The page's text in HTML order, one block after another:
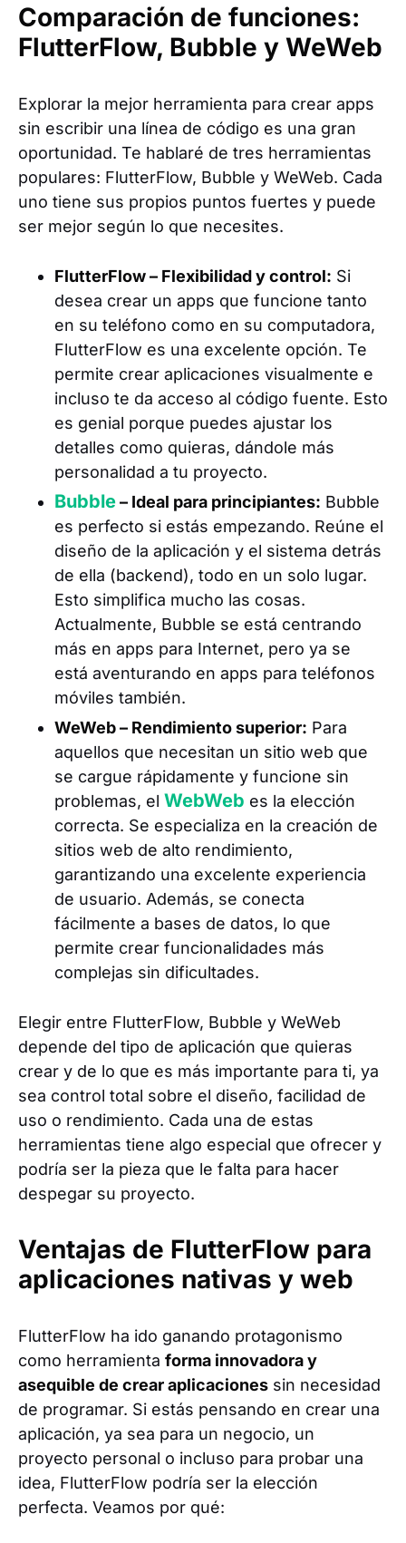
Comparación de funciones:
FlutterFlow, Bubble y WeWeb
Explorar la mejor herramienta para crear apps
sin escribir una línea de código es una gran
oportunidad. Te hablaré de tres herramientas
populares: FlutterFlow, Bubble y WeWeb. Cada
uno tiene sus propios puntos fuertes y puede
ser mejor según lo que necesites.
FlutterFlow – Flexibilidad y control: Si
desea crear un apps que funcione tanto
en su teléfono como en su computadora,
FlutterFlow es una excelente opción. Te
permite crear aplicaciones visualmente e
incluso te da acceso al código fuente. Esto
es genial porque puedes ajustar los
detalles como quieras, dándole más
personalidad a tu proyecto.
Bubble– Ideal para principiantes: Bubble
es perfecto si estás empezando. Reúne el
diseño de la aplicación y el sistema detrás
de ella (backend), todo en un solo lugar.
Esto simplifica mucho las cosas.
Actualmente, Bubble se está centrando
más en apps para Internet, pero ya se
está aventurando en apps para teléfonos
móviles también.
WeWeb – Rendimiento superior: Para
aquellos que necesitan un sitio web que
se cargue rápidamente y funcione sin
problemas, el WebWeb es la elección
correcta. Se especializa en la creación de
sitios web de alto rendimiento,
garantizando una excelente experiencia
de usuario. Además, se conecta
fácilmente a bases de datos, lo que
permite crear funcionalidades más
complejas sin dificultades.
Elegir entre FlutterFlow, Bubble y WeWeb
depende del tipo de aplicación que quieras
crear y de lo que es más importante para ti, ya
sea control total sobre el diseño, facilidad de
uso o rendimiento. Cada una de estas
herramientas tiene algo especial que ofrecer y
podría ser la pieza que le falta para hacer
despegar su proyecto.
Ventajas de FlutterFlow para
aplicaciones nativas y web
FlutterFlow ha ido ganando protagonismo
como herramienta forma innovadora y
asequible de crear aplicaciones sin necesidad
de programar. Si estás pensando en crear una
aplicación, ya sea para un negocio, un
proyecto personal o incluso para probar una
idea, FlutterFlow podría ser la elección
perfecta. Veamos por qué: